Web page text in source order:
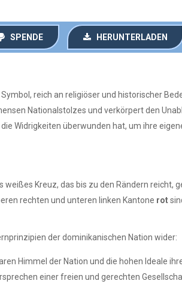
SPENDE HERUNTERLADEN
reich an religiöser und historischer
Nationalstolzes und verkörpert den
Widrigkeiten überwunden hat, um ihre
Kreuz, das bis zu den Rändern
rechten und unteren linken Kantone rot
der dominikanischen Nation wider:
Himmel der Nation und die hohen Ideale
einer freien und gerechten